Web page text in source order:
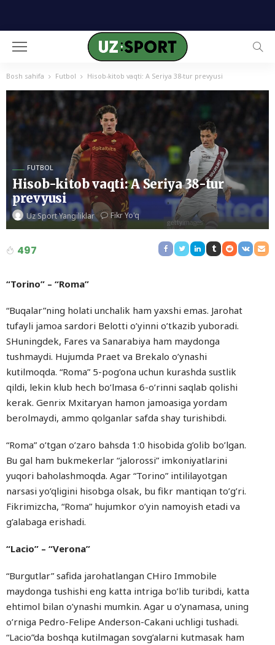
Bosh sahifa Futbol Hisob-kitob vaqti: A Seriya 38-tur prevyusi
FUTBOL
Hisob-kitob vaqti: A Seriya 38-tur
prevyusi
Uz Sport Yangiliklar Fikr Yo'q
497
“Torino” – “Roma”
“Buqalar”ning holati unchalik ham yaxshi emas. Jarohat
tufayli jamoa sardori Belotti o’yinni o’tkazib yuboradi.
SHuningdek, Fares va Sanarabiya ham maydonga
tushmaydi. Hujumda Praet va Brekalo o’ynashi
kutilmoqda. “Roma” 5-pog’ona uchun kurashda sustlik
qildi, lekin klub hech bo’lmasa 6-o’rinni saqlab qolishi
kerak. Genrix Mxitaryan hamon jamoasiga yordam
berolmaydi, ammo qolganlar safda shay turishibdi.
“Roma” o’tgan o’zaro bahsda 1:0 hisobida g’olib bo’lgan.
Bu gal ham bukmekerlar “jalorossi” imkoniyatlarini
yuqori baholashmoqda. Agar “Torino” intililayotgan
narsasi yo’qligini hisobga olsak, bu fikr mantiqan to’g’ri.
Fikrimizcha, “Roma” hujumkor o’yin namoyish etadi va
g’alabaga erishadi.
“Lacio” – “Verona”
“Burgutlar” safida jarohatlangan CHiro Immobile
maydonga tushishi eng katta intriga bo’lib turibdi, katta
ehtimol bilan o’ynashi mumkin. Agar u o’ynamasa, uning
o’rniga Pedro-Felipe Anderson-Cakani uchligi tushadi.
“Lacio”da boshqa kutilmagan sovg’alarni kutmasak ham